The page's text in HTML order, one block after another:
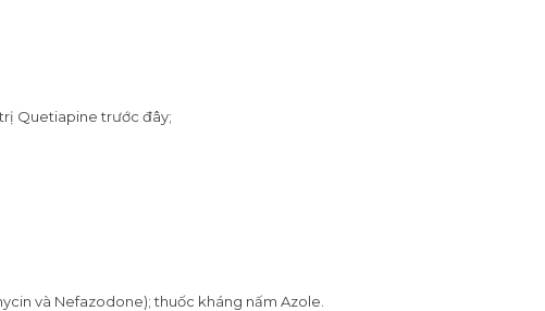
Quetiapine trước đây;
và Nefazodone); thuốc kháng nấm Azole.